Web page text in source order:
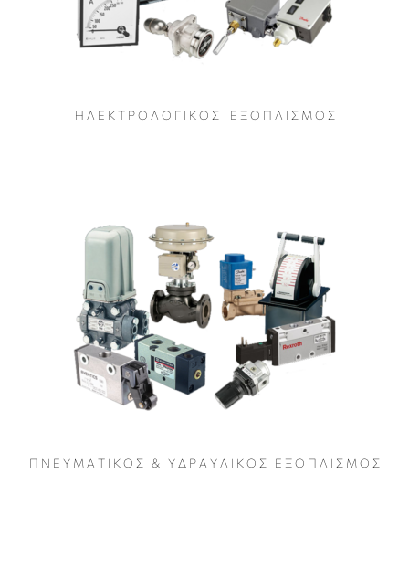
Η Λ Ε Κ Τ Ρ Ο Λ Ο Γ Ι Κ Ο Σ Ε Ξ Ο Π Λ Ι Σ Μ Ο Σ
Π Ν Ε Υ Μ Α Τ Ι Κ Ο Σ & Υ Δ Ρ Α Υ Λ Ι Κ Ο Σ Ε Ξ Ο Π Λ Ι Σ Μ Ο Σ